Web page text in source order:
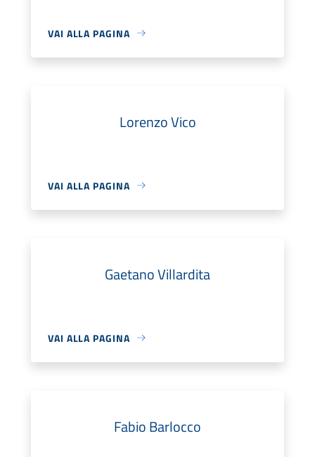
VAI ALLA PAGINA
Lorenzo Vico
VAI ALLA PAGINA
Gaetano Villardita
VAI ALLA PAGINA
Fabio Barlocco